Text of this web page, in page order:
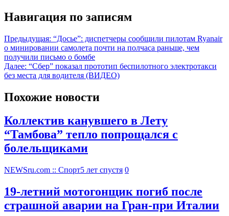
Навигация по записям
Предыдущая: “Досье”: диспетчеры сообщили пилотам Ryanair
о минировании самолета почти на полчаса раньше, чем
получили письмо о бомбе
Далее: “Сбер” показал прототип беспилотного электротакси
без места для водителя (ВИДЕО)
Похожие новости
Коллектив канувшего в Лету
“Тамбова” тепло попрощался с
болельщиками
NEWSru.com :: Спорт5 лет спустя 0
19-летний мотогонщик погиб после
страшной аварии на Гран-при Италии